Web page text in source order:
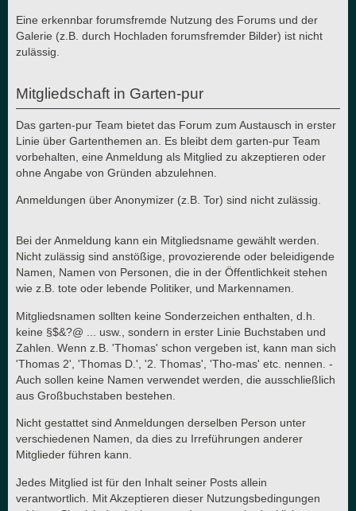
Eine erkennbar forumsfremde Nutzung des Forums und der
Galerie (z.B. durch Hochladen forumsfremder Bilder) ist nicht
zulässig.
Mitgliedschaft in Garten-pur
Das garten-pur Team bietet das Forum zum Austausch in erster
Linie über Gartenthemen an. Es bleibt dem garten-pur Team
vorbehalten, eine Anmeldung als Mitglied zu akzeptieren oder
ohne Angabe von Gründen abzulehnen.
Anmeldungen über Anonymizer (z.B. Tor) sind nicht zulässig.
Bei der Anmeldung kann ein Mitgliedsname gewählt werden.
Nicht zulässig sind anstößige, provozierende oder beleidigende
Namen, Namen von Personen, die in der Öffentlichkeit stehen
wie z.B. tote oder lebende Politiker, und Markennamen.
Mitgliedsnamen sollten keine Sonderzeichen enthalten, d.h.
keine §$&?@ ... usw., sondern in erster Linie Buchstaben und
Zahlen. Wenn z.B. 'Thomas' schon vergeben ist, kann man sich
'Thomas 2', 'Thomas D.', '2. Thomas', 'Tho-mas' etc. nennen. -
Auch sollen keine Namen verwendet werden, die ausschließlich
aus Großbuchstaben bestehen.
Nicht gestattet sind Anmeldungen derselben Person unter
verschiedenen Namen, da dies zu Irreführungen anderer
Mitglieder führen kann.
Jedes Mitglied ist für den Inhalt seiner Posts allein
verantwortlich. Mit Akzeptieren dieser Nutzungsbedingungen